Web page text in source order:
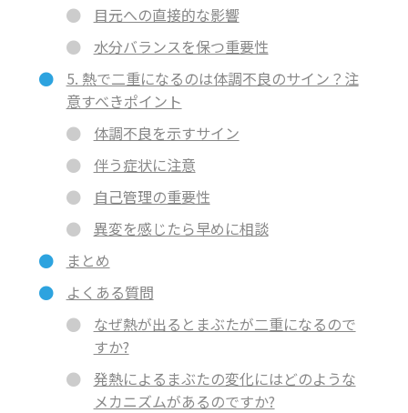
目元への直接的な影響
水分バランスを保つ重要性
5. 熱で二重になるのは体調不良のサイン？注
意すべきポイント
体調不良を示すサイン
伴う症状に注意
自己管理の重要性
異変を感じたら早めに相談
まとめ
よくある質問
なぜ熱が出るとまぶたが二重になるので
すか?
発熱によるまぶたの変化にはどのような
メカニズムがあるのですか?